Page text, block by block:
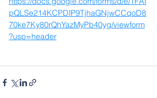
pQLSe214KCPDIP9TjhaGNjwCCqoD8
70ke7Ky80rQhYazMyPb40yg/viewform
?usp=header